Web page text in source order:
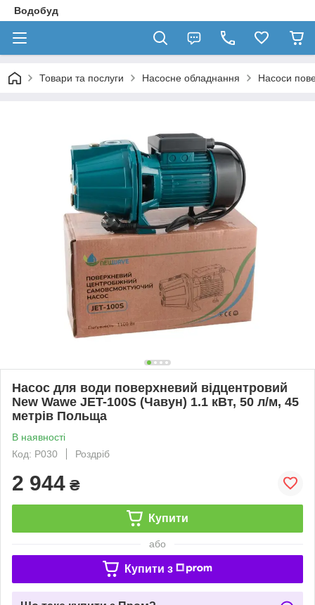
Водобуд
Товари та послуги Насосне обладнання Насоси
Насос для води поверхневий відцентровий
New Wawe JET-100S (Чавун) 1.1 кВт, 50 л/м, 45
метрів Польща
В наявності
Код: P030
Роздріб
2 944 ₴
Купити
або
Купити з